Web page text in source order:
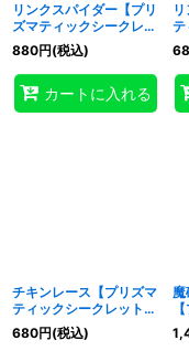
リンクスパイダー【プリ
ズマティックシークレッ
ト】{UT01-JP043}《リ
ンク》
880円(税込)
カートに入れる
テ
ク
チキンレース【プリズマ
ティックシークレット】
{UT01-JP048}《魔法》
680円(税込)
ク